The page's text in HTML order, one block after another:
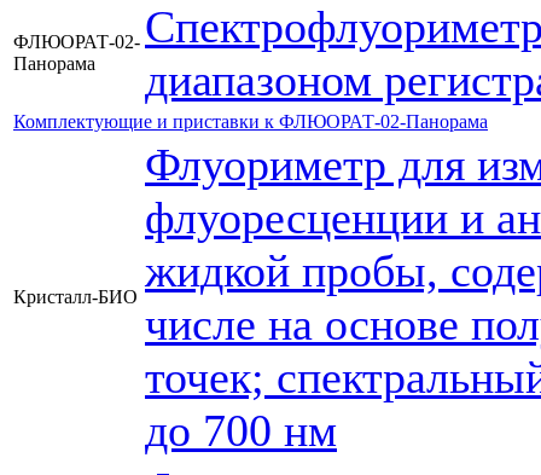
ФЛЮОРАТ-02-
Панорама
диапазоном
Комплектующие и приставки к ФЛЮОРАТ-02-Панорама
Кристалл-БИО
Флуориметр для
флуоресценции и
жидкой пробы,
числе на основе
точек;
до 700 нм